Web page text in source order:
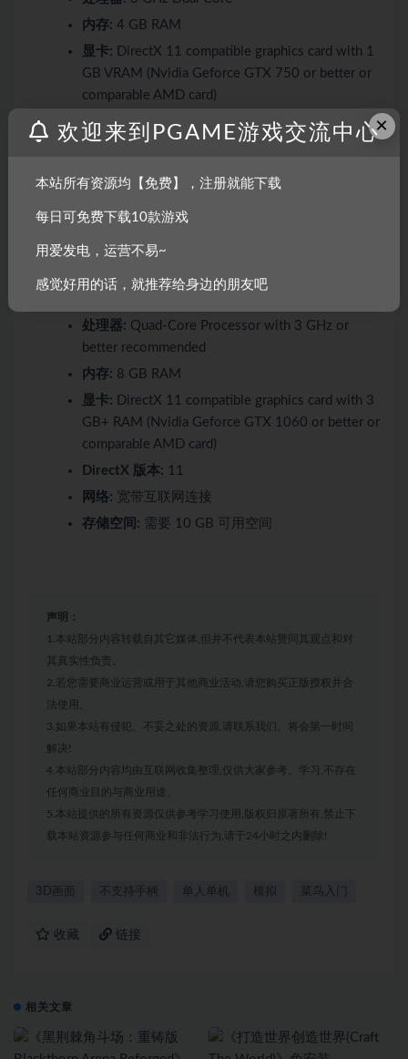
内存: 4 GB RAM
显卡: DirectX 11 compatible graphics card with 1
GB VRAM (Nvidia Geforce GTX 750 or better or
comparable AMD card)
DirectX 版本: 11
存储空间:需要 10 GB 可用空间
推荐配置:
处理器: Quad-Core Processor with 3 GHz or
better recommended
内存: 8 GB RAM
显卡: DirectX 11 compatible graphics card with 3
GB+ RAM (Nvidia Geforce GTX 1060 or better or
comparable AMD card)
DirectX 版本: 11
网络: 宽带互联网连接
存储空间: 需要 10 GB 可用空间
声明：
1.本站部分内容转载自其它媒体,但并不代表本站赞同其观点和对
其真实性负责。
2.若您需要商业运营或用于其他商业活动,请您购买正版授权并合
法使用。
3.如果本站有侵犯、不妥之处的资源,请联系我们。将会第一时间
解决!
4.本站部分内容均由互联网收集整理,仅供大家参考、学习,不存在
任何商业目的与商业用途。
5.本站提供的所有资源仅供参考学习使用,版权归原著所有,禁止下
载本站资源参与任何商业和非法行为,请于24小时之内删除!
3D画面 不支持手柄 单人单机 模拟 菜鸟入门
收藏 链接
相关文章
×
欢迎来到PGAME游戏交流中心
本站所有资源均【免费】，注册就能下载
每日可免费下载10款游戏
用爱发电，运营不易~
感觉好用的话，就推荐给身边的朋友吧